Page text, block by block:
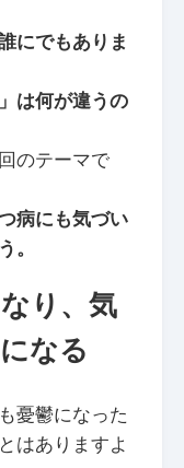
にでもありま
は何が違うの
のテーマで
病にも気づい
。
り、気
なる
憂鬱になった
はありますよ